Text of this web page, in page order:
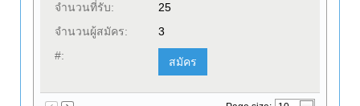
จำนวนที่รับ:
25
จำนวนผู้สมัคร:
3
#:
สมัคร